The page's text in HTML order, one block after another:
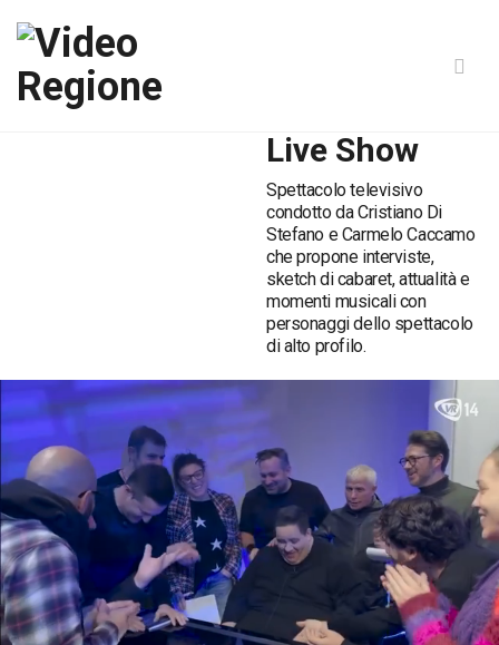
Live Show
Spettacolo televisivo
condotto da Cristiano Di
Stefano e Carmelo Caccamo
che propone interviste,
sketch di cabaret, attualità e
momenti musicali con
personaggi dello spettacolo
di alto profilo.